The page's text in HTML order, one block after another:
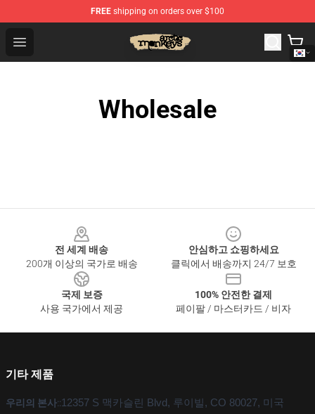
FREE shipping on orders over $100
Open menu
Arctic Monkeys Store - Official Arctic Monkeys
Wholesale
전 세계 배송
200개 이상의 국가로 배송
안심하고 쇼핑하세요
클릭에서 배송까지 24/7 보호
국제 보증
사용 국가에서 제공
100% 안전한 결제
페이팔 / 마스터카드 / 비자
기타 제품
우리의 본사::12357 S 맥카슬린 Blvd, 루이빌, CO 80027, 미국